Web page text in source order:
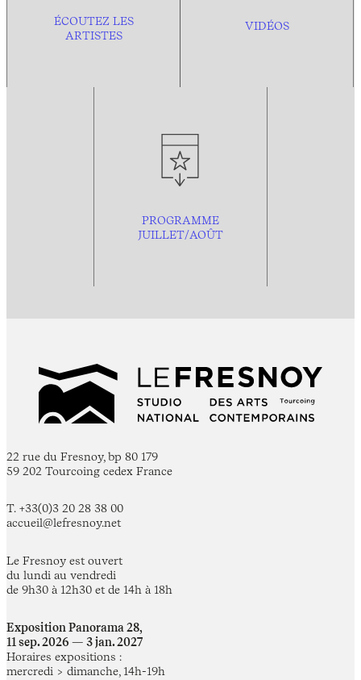
ÉCOUTEZ LES
ARTISTES
VIDÉOS
PROGRAMME
JUILLET/AOÛT
22 rue du Fresnoy, bp 80 179
59 202 Tourcoing cedex France
T. +33(0)3 20 28 38 00
accueil@lefresnoy.net
Le Fresnoy est ouvert
du lundi au vendredi
de 9h30 à 12h30 et de 14h à 18h
Exposition Panorama 28,
11 sep. 2026 — 3 jan. 2027
Horaires expositions :
mercredi > dimanche, 14h-19h